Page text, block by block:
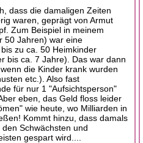
dass die damaligen Zeiten
waren, geprägt von Armut
Zum Beispiel in meinem
50 Jahren) war eine
zu ca. 50 Heimkinder
bis ca. 7 Jahre). Das war dann
die Kinder krank wurden
etc.). Also fast
für nur 1 "Aufsichtsperson"
eben, das Geld floss leider
wie heute, wo Milliarden in
Kommt hinzu, dass damals
Schwächsten und
gespart wird....